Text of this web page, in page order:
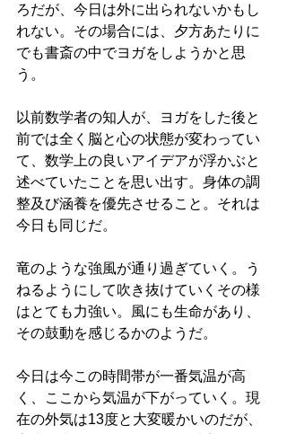
ろだが、今日は外に出られないかもし
れない。その場合には、夕方あたりに
でも書斎の中でヨガをしようかと思
う。
以前数学者の知人が、ヨガをした後と
前では全く脳と心の状態が変わってい
て、数学上の良いアイデアが浮かぶと
述べていたことを思い出す。身体の調
整及び涵養を優先させること。それは
今日も同じだ。
竜のような強風が通り過ぎていく。う
ねるようにして吹き抜けていくその様
はとても力強い。風にも生命があり、
その鼓動を感じるかのようだ。
今日は今この時間帯が一番気温が高
く、ここから気温が下がっていく。現
在の外気は13度と大変暖かいのだが、